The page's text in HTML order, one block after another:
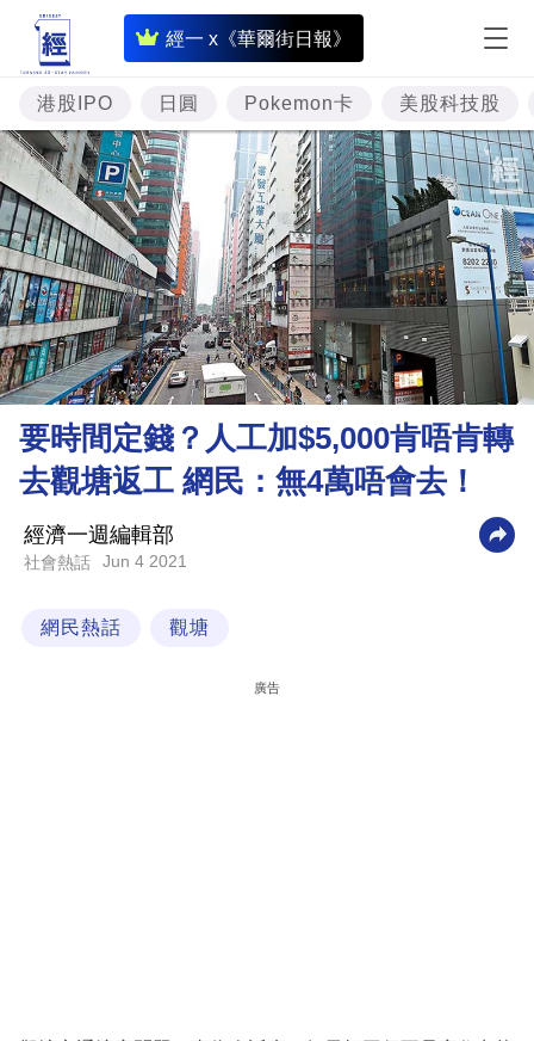
經一 x《華爾街日報》
即
時
財
經
專
題
投
資
樓
市
理
財
商
業
科
港股IPO 日圓 Pokemon卡 美股科技股
要時間定錢？人工加$5,000肯唔肯轉
去觀塘返工 網民：無4萬唔會去！
經濟一週編輯部
社會熱話 Jun 4 2021
網民熱話 觀塘
廣告